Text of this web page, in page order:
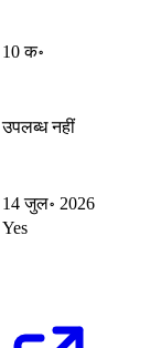
10 क॰
उपलब्ध नहीं
14 जुल॰ 2026
Yes